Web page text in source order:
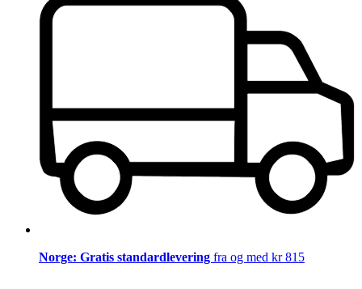
Norge: Gratis standardlevering fra og med kr 815